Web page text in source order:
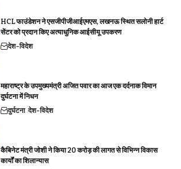
HCL फाउंडेशन ने एसजीपीजीआईएमएस, लखनऊ स्थित सलोनी हार्ट
सेंटर को प्रदान किए अत्याधुनिक आईसीयू उपकरण
देश-विदेश
महाराष्ट्र के उपमुख्यमंत्री अजित पवार का आज एक दर्दनाक विमान
दुर्घटना में निधन
दुर्घटना देश-विदेश
कैबिनेट मंत्री जोशी ने किया 20 करोड़ की लागत से विभिन्न विकास
कार्यों का शिलान्यास